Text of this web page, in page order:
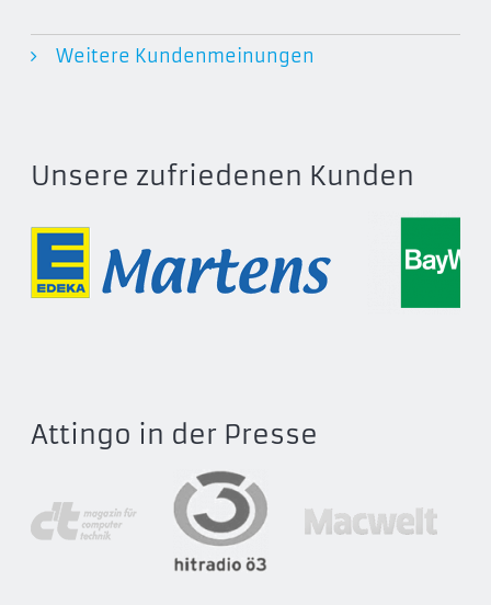
Weitere Kundenmeinungen
Unsere zufriedenen Kunden
Attingo in der Presse